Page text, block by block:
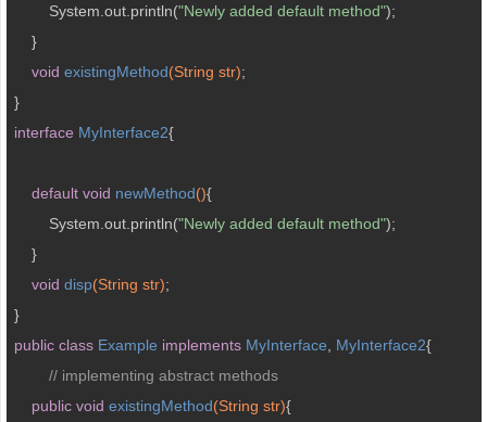
        System.out.println(
"Newly added default method");
    }
void existingMethod(String str);
interface MyInterface2{
default void newMethod(){
        System.out.println(
"Newly added default method");
    }
void disp(String str);
public class Example implements MyInterface MyInterface2{
// implementing abstract methods
public void existingMethod(String str){